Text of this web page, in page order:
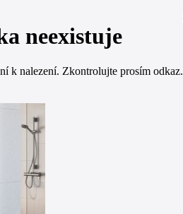
neexistuje
k nalezení. Zkontrolujte prosím odkaz.